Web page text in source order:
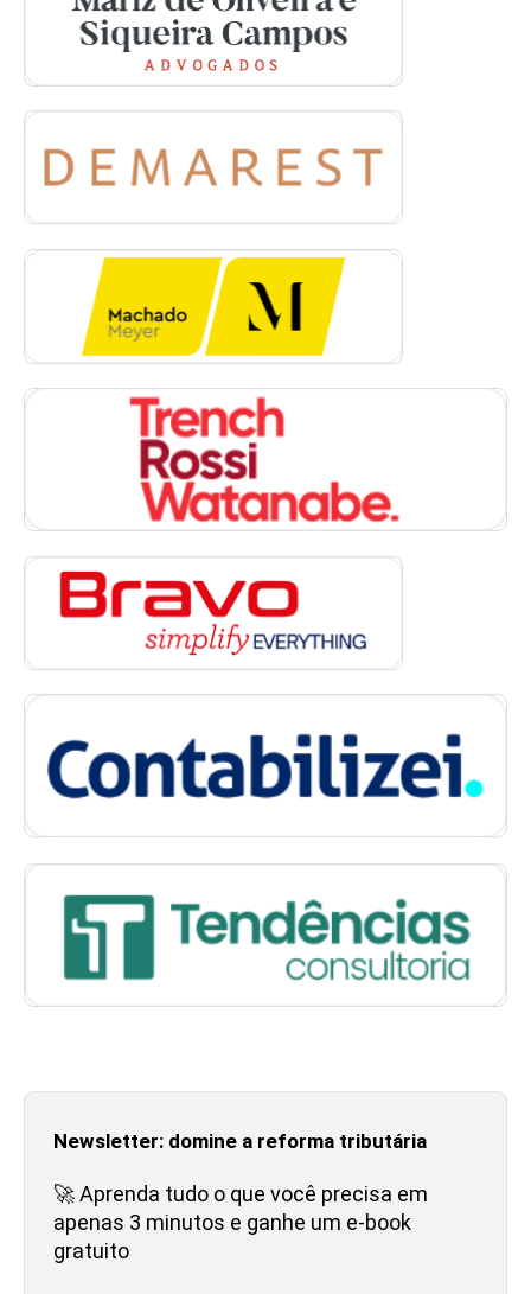
Newsletter: domine a reforma tributária
🚀 Aprenda tudo o que você precisa em
apenas 3 minutos e ganhe um e-book
gratuito